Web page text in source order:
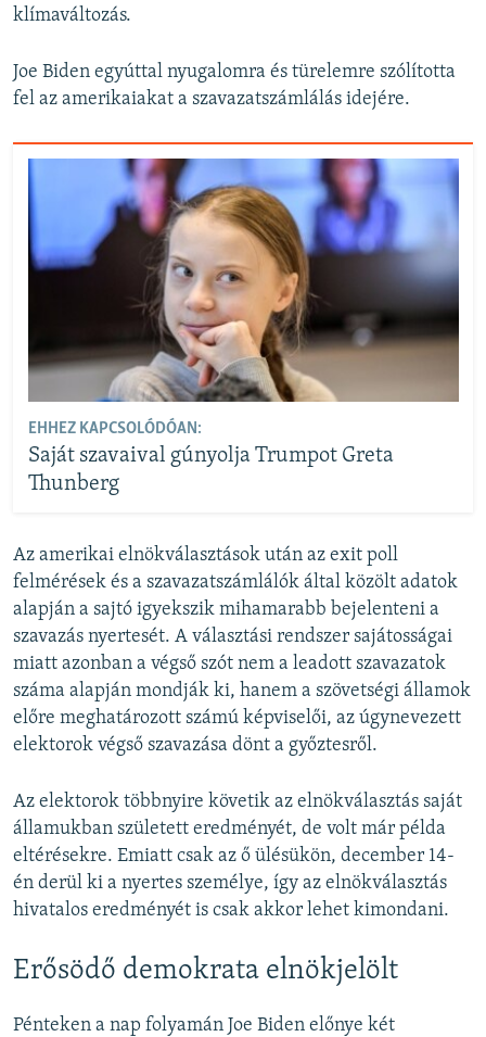
klímaváltozás.
Joe Biden egyúttal nyugalomra és türelemre szólította
fel az amerikaiakat a szavazatszámlálás idejére.
EHHEZ KAPCSOLÓDÓAN:
Saját szavaival gúnyolja Trumpot Greta
Thunberg
Az amerikai elnökválasztások után az exit poll
felmérések és a szavazatszámlálók által közölt adatok
alapján a sajtó igyekszik mihamarabb bejelenteni a
szavazás nyertesét. A választási rendszer sajátosságai
miatt azonban a végső szót nem a leadott szavazatok
száma alapján mondják ki, hanem a szövetségi államok
előre meghatározott számú képviselői, az úgynevezett
elektorok végső szavazása dönt a győztesről.
Az elektorok többnyire követik az elnökválasztás saját
államukban született eredményét, de volt már példa
eltérésekre. Emiatt csak az ő ülésükön, december 14-
én derül ki a nyertes személye, így az elnökválasztás
hivatalos eredményét is csak akkor lehet kimondani.
Erősödő demokrata elnökjelölt
Pénteken a nap folyamán Joe Biden előnye két